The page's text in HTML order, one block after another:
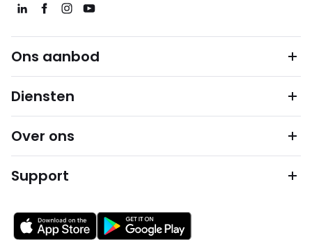
Ons aanbod
Diensten
Over ons
Support